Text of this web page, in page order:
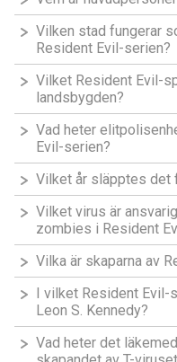
Vilken stad fungerar
Resident Evil-serien?
Vilket Resident Evil-
landsbygden?
Vad heter
Evil-serien?
Vilket år släpptes det
Vilket virus är
zombies i Resident
Vilka är skaparna av
I vilket Resident Evil-
Leon S. Kennedy?
Vad heter det